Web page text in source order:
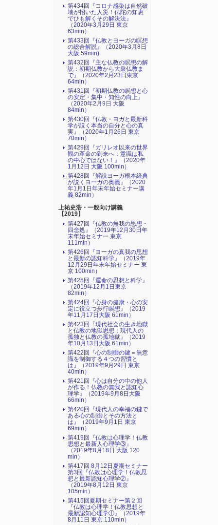
第434回『コロナ感染は自然破
壊が招いた人災！仏陀の知恵
でひも解くその解決法』
（2020年3月29日 東京
63min）
第433回『仏教とヨーガの瞑想
の総合解説』（2020年3月8日
大阪 59min)
第432回『主な仏教の瞑想の解
説：初期仏教から大乗仏教ま
で』（2020年2月23日東京
64min）
第431回『初期仏教の瞑想と心
の安定・集中・知性の向上』
（2020年2月9日 大阪
84min）
第430回『仏教・ヨガと最新科
学が説く本当の自分と心の真
実』（2020年1月26日 東京
70min）
第429回『ガリレオ以来の世界
観の革命の到来へ：意識は私
の中心ではない！』（2020年
1月12日 大阪 100min）
第428回『解説ヨーガ根本経典
が説くヨーガの奥義』（2020
年1月1日年末年始セミナー講
義 82min）
上祐史浩・一般向け講義
【2019】
第427回『仏教の無我の思想・
四念処』（2019年12月30日年
末年始セミナー 東京
111min）
第426回『ヨーガの真我の思想
と最新の認知科学』（2019年
12月29日年末年始セミナー 東
京 100min）
第425回『運命の思想と科学』
（2019年12月1日東京
82min）
第424回『心身の健康・心の安
定に役立つ歩行瞑想』（2019
年11月17日大阪 61min）
第423回『現代社会の生き地獄
と仏教の地獄思想：現代人の
孤独と仏教の孤地獄』（2019
年10月13日大阪 61min）
第422回『心の制御の鍵＝無意
識を制御する４つの習慣と
は』（2019年9月29日 東京
40min）
第421回『心は自分の中の他人
が作る！仏教の無我と認知心
理学』（2019年9月8日大阪
66min）
第420回『現代人の幸福の鍵で
ある心の制御とその方法と
は』（2019年9月1日 東京
69min）
第419回『仏教は心理学！仏教
思想と最新人心理学③』
（2019年8月18日 大阪 120
min）
第417回 8月12日夏期セミナー
第3回『仏教は心理学！仏教思
想と最新認知心理学②』
（2019年8月12日 東京
105min）
第415回夏期セミナー第２回
『仏教は心理学！仏教思想と
最新認知心理学①』（2019年
8月11日 東京 110min）